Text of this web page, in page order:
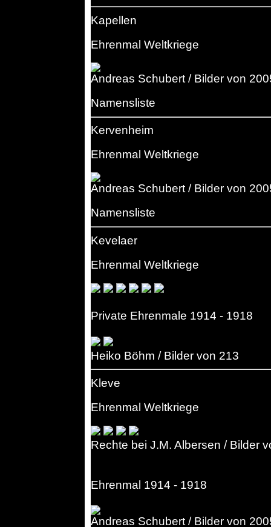
Kapellen
Ehrenmal Weltkriege
Andreas Schubert / Bilder von
Namensliste
Kervenheim
Ehrenmal Weltkriege
Andreas Schubert / Bilder von
Namensliste
Kevelaer
Ehrenmal Weltkriege
Private Ehrenmale 1914 - 1918
Heiko Böhm / Bilder von 213
Kleve
Ehrenmal Weltkriege
Rechte bei J.M. Albersen / Bilder
Ehrenmal 1914 - 1918
Andreas Schubert / Bilder von